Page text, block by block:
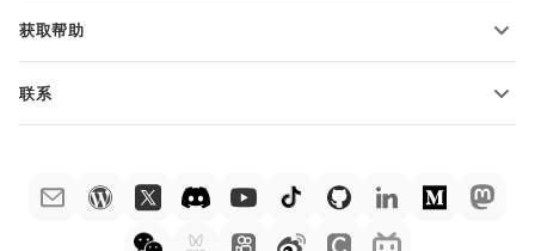
获取帮助
帮助中心
白皮书
联系
媒体咨询
press@onlyoffice.com